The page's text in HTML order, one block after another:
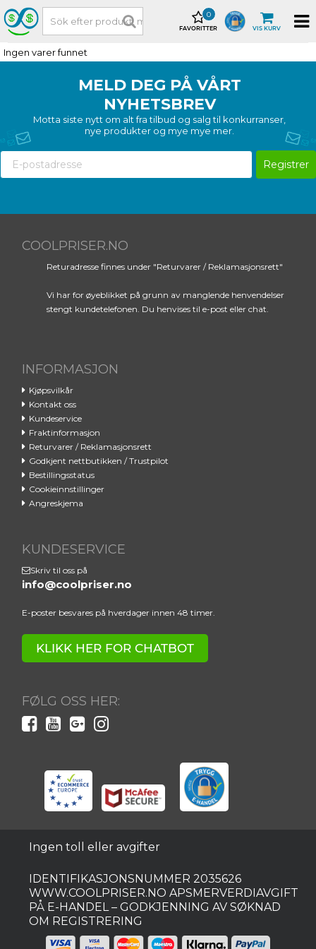
FAVORITTER
0
VIS KURV
Ingen varer funnet
MELD DEG PÅ VÅRT
NYHETSBREV
Motta siste nytt om alt fra tilbud og salg til konkurranser,
nye produkter og mye mye mer.
Registrer
COOLPRISER.NO
Returadresse finnes under "Returvarer / Reklamasjonsrett"
Vi har for øyeblikket på grunn av manglende henvendelser
stengt kundetelefonen. Du henvises til e-post eller chat.
INFORMASJON
Kjøpsvilkår
Kontakt oss
Kundeservice
Fraktinformasjon
Returvarer / Reklamasjonsrett
Godkjent nettbutikken / Trustpilot
Bestillingsstatus
Cookieinnstillinger
Angreskjema
KUNDESERVICE
Skriv til oss på
info@coolpriser.no
E-poster besvares på hverdager innen 48 timer.
KLIKK HER FOR CHATBOT
FØLG OSS HER:
Ingen toll eller avgifter
IDENTIFIKASJONSNUMMER 2035626
WWW.COOLPRISER.NO APSMERVERDIAVGIFT
PÅ E-HANDEL – GODKJENNING AV SØKNAD
OM REGISTRERING
Din sjanse til å eie
Byredos ikoniske
Gypsy Water
Meld deg på i dag, så kan du få
Byredo Gypsy Water på deg. Vi
kårer en vinner den 1. hver
REGNE MED MEG
Ved å registrere deg godtar du våre vilkår.